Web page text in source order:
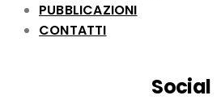
PUBBLICAZIONI
CONTATTI
Social